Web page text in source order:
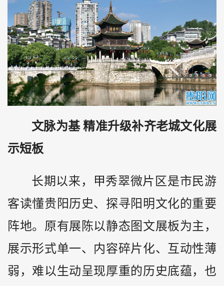
文脉为基 精准升级补齐老城文化展
示短板
长期以来，甲秀翠微片区是市民游
客读懂贵阳历史、探寻阳明文化的重要
阵地。原有展陈以静态图文展板为主，
展示形式单一、内容碎片化、互动性薄
弱，难以生动呈现厚重的历史底蕴，也